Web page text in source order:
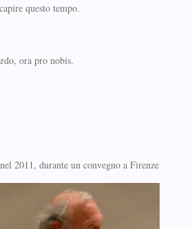
questo tempo.
ora pro nobis.
2011, durante un convegno a Firenze